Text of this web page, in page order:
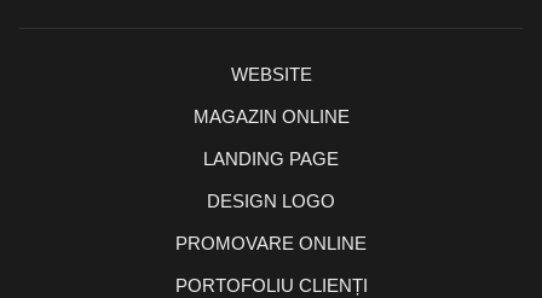
WEBSITE
MAGAZIN ONLINE
LANDING PAGE
DESIGN LOGO
PROMOVARE ONLINE
PORTOFOLIU CLIENȚI